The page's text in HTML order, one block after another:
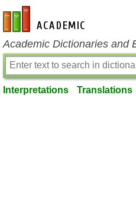
en-academic.com
Academic Dictionaries and
Interpretations Translations